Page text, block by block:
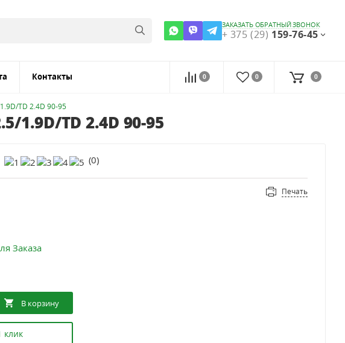
ЗАКАЗАТЬ ОБРАТНЫЙ ЗВОНОК
+ 375 (29) 159-76-45
Контакты 0 0 0
TD 2.4D 90-95
1.9D/TD 2.4D 90-95
(0)
Печать
Заказа
клик